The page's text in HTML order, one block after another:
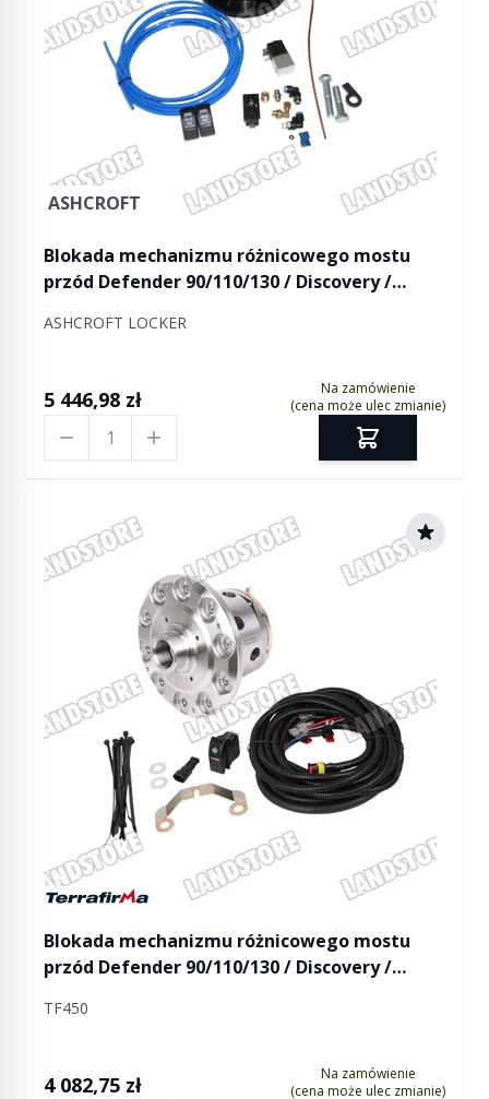
ASHCROFT
Blokada mechanizmu różnicowego mostu
przód Defender 90/110/130 / Discovery /
Discovery / Discovery II do 2002 / RR -
ASHCROFT LOCKER
5 446,98 zł
Na zamówienie
(cena może ulec zmianie)
Manufactured by Terrafirma
Blokada mechanizmu różnicowego mostu
przód Defender 90/110/130 / Discovery /
Discovery / Discovery II do 2002 / RR
TF450
4 082,75 zł
Na zamówienie
(cena może ulec zmianie)